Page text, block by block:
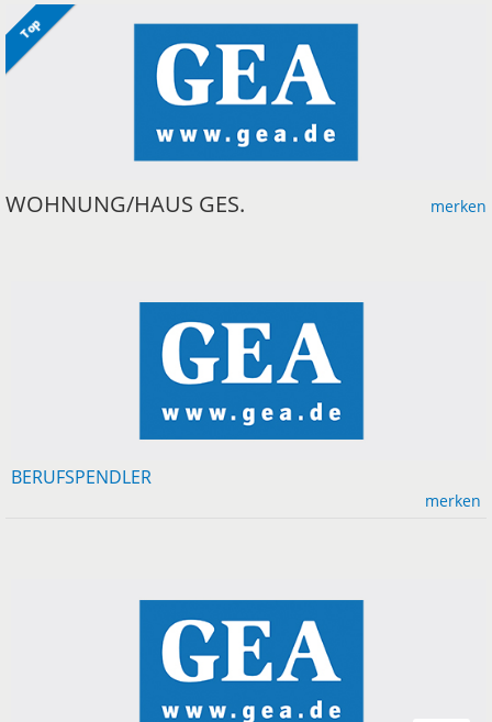
WOHNUNG/HAUS GES. merken
Top
BERUFSPENDLER
merken